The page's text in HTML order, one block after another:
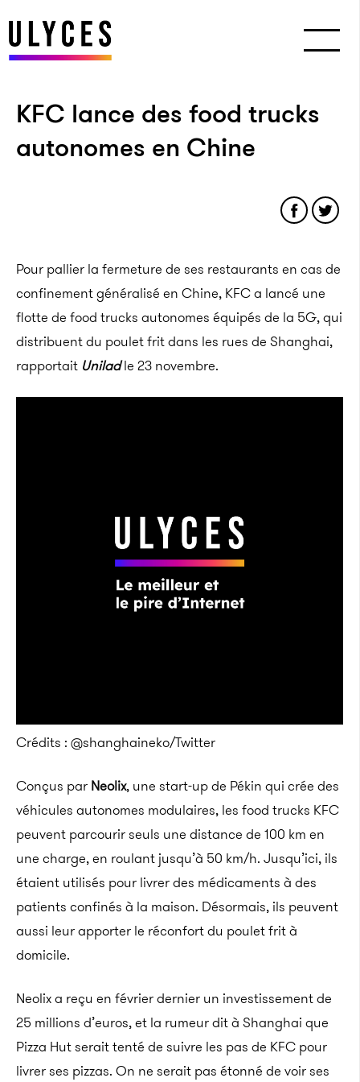
KFC lance des food trucks
autonomes en Chine
Pour pallier la fermeture de ses restaurants en cas de
confinement généralisé en Chine, KFC a lancé une
flotte de food trucks autonomes équipés de la 5G, qui
distribuent du poulet frit dans les rues de Shanghai,
rapportait Uniladle 23 novembre.
Crédits : @shanghaineko/Twitter
Conçus par Neolix, une start-up de Pékin qui crée des
véhicules autonomes modulaires, les food trucks KFC
peuvent parcourir seuls une distance de 100 km en
une charge, en roulant jusqu’à 50 km/h. Jusqu’ici, ils
étaient utilisés pour livrer des médicaments à des
patients confinés à la maison. Désormais, ils peuvent
aussi leur apporter le réconfort du poulet frit à
domicile.
Neolix a reçu en février dernier un investissement de
25 millions d’euros, et la rumeur dit à Shanghai que
Pizza Hut serait tenté de suivre les pas de KFC pour
livrer ses pizzas. On ne serait pas étonné de voir ses